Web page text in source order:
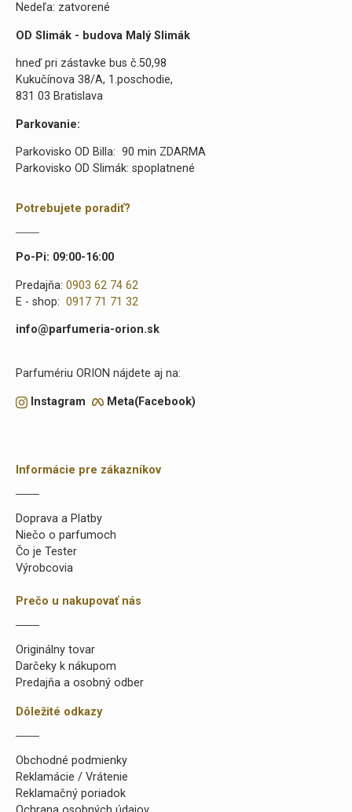
Nedeľa: zatvorené
OD Slimák - budova Malý Slimák
hneď pri zástavke bus č.50,98
Kukučínova 38/A, 1.poschodie,
831 03 Bratislava
Parkovanie:
Parkovisko OD Billa: 90 min ZDARMA
Parkovisko OD Slimák: spoplatnené
Potrebujete poradiť?
Po-Pi: 09:00-16:00
Predajňa: 0903 62 74 62
E - shop: 0917 71 71 32
info@parfumeria-orion.sk
Parfumériu ORION nájdete aj na:
Instagram Meta(Facebook)
Informácie pre zákazníkov
Doprava a Platby
Niečo o parfumoch
Čo je Tester
Výrobcovia
Prečo u nakupovať nás
Originálny tovar
Darčeky k nákupom
Predajňa a osobný odber
Dôležité odkazy
Obchodné podmienky
Reklamácie / Vrátenie
Reklamačný poriadok